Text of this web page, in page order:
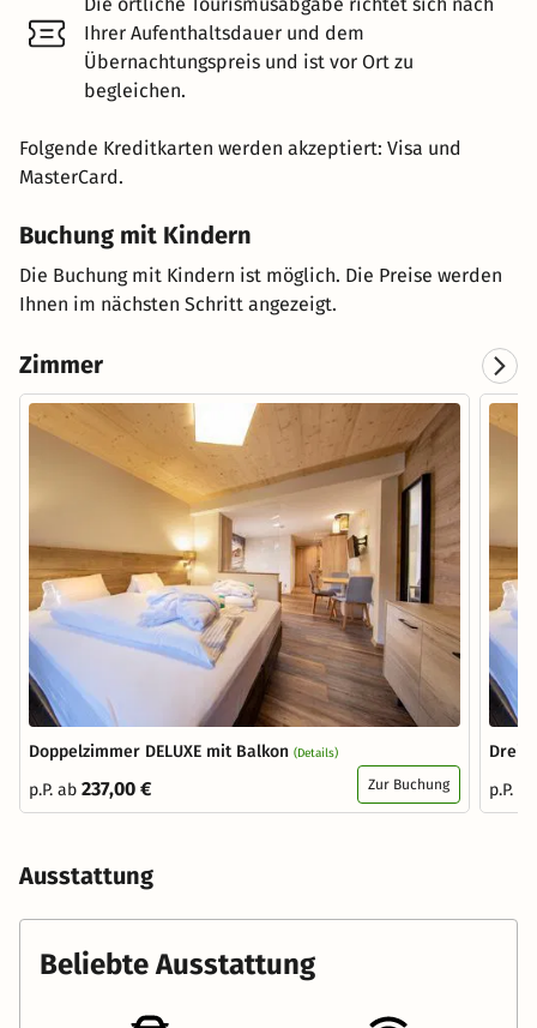
Ihrer Aufenthaltsdauer und dem
Übernachtungspreis und ist vor Ort zu
begleichen.
Folgende Kreditkarten werden akzeptiert: Visa und
MasterCard.
Buchung mit Kindern
Die Buchung mit Kindern ist möglich. Die Preise werden
Ihnen im nächsten Schritt angezeigt.
Zimmer
Doppelzimmer DELUXE mit Balkon (Details)
p.P. ab 237,00 € Zur Buchung
p.P.
Ausstattung
Beliebte Ausstattung